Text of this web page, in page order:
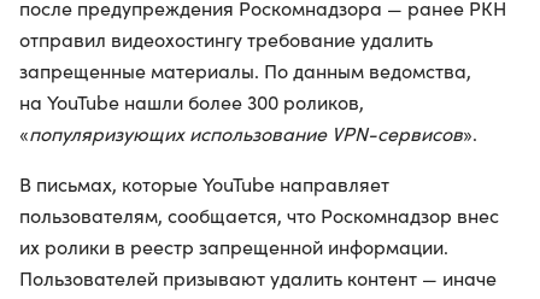
после предупреждения Роскомнадзора — ранее РКН
отправил видеохостингу требование удалить
запрещенные материалы. По данным ведомства,
на YouTube нашли более 300 роликов,
«популяризующих использование VPN-сервисов».
В письмах, которые YouTube направляет
пользователям, сообщается, что Роскомнадзор внес
их ролики в реестр запрещенной информации.
Пользователей призывают удалить контент — иначе